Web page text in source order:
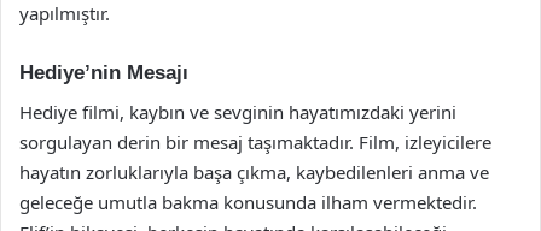
yapılmıştır.
Hediye’nin Mesajı
Hediye filmi, kaybın ve sevginin hayatımızdaki yerini
sorgulayan derin bir mesaj taşımaktadır. Film, izleyicilere
hayatın zorluklarıyla başa çıkma, kaybedilenleri anma ve
geleceğe umutla bakma konusunda ilham vermektedir.